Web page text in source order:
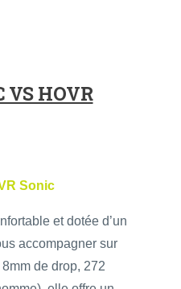
VS HOVR
Sonic
et dotée d’un
accompagner sur
de drop, 272